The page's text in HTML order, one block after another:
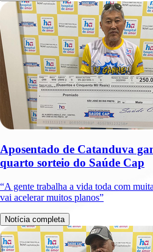
Aposentado de Catanduva
quarto sorteio do Saúde Cap
“A gente trabalha a vida toda com
vai acelerar muitos planos”
Notícia completa